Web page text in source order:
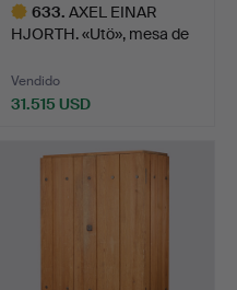
633. AXEL EINAR
HJORTH. «Utö», mesa de
Vendido
31.515 USD
seleccionado